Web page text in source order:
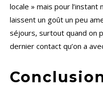
locale » mais pour
laissent un goût un peu
séjours, surtout quand on
dernier contact qu’on a